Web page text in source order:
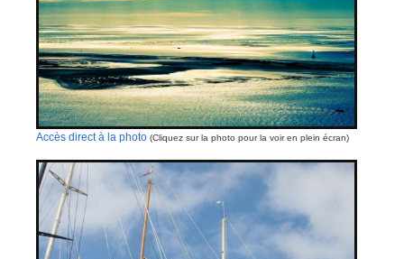
Accès direct à la photo (Cliquez sur la photo pour la voir en plein écran)